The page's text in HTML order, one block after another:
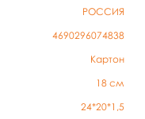
РОССИЯ
4690296074838
Картон
18 см
24*20*1,5